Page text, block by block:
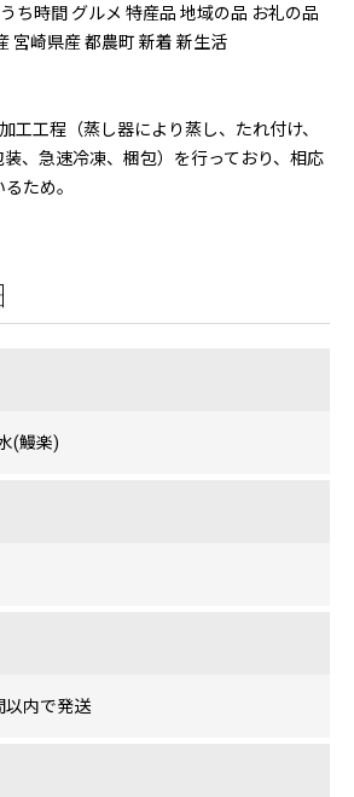
ち時間 グルメ 特産品 地域の品 お礼の品
宮崎県産 都農町 新着 新生活
工程（蒸し器により蒸し、たれ付け、
、急速冷凍、梱包）を行っており、相応
ため。
(鰻楽)
以内で発送